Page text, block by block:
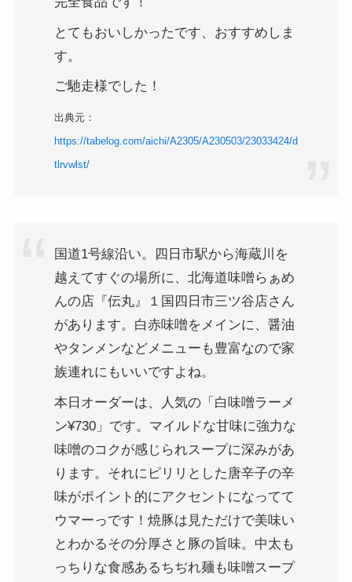
とてもおいしかったです、おすすめしま
す。
ご馳走様でした！
出典元：
https://tabelog.com/aichi/A2305/A230503/23033424/d
tlrvwlst/
国道1号線沿い。四日市駅から海蔵川を
越えてすぐの場所に、北海道味噌らぁめ
んの店『伝丸』１国四日市三ツ谷店さん
があります。白赤味噌をメインに、醤油
やタンメンなどメニューも豊富なので家
族連れにもいいですよね。
本日オーダーは、人気の「白味噌ラーメ
ン¥730」です。マイルドな甘味に強力な
味噌のコクが感じられスープに深みがあ
ります。それにピリリとした唐辛子の辛
味がポイント的にアクセントになってて
ウマーっです！焼豚は見ただけで美味い
とわかるその分厚さと豚の旨味。中太も
っちりな食感あるちぢれ麺も味噌スープ